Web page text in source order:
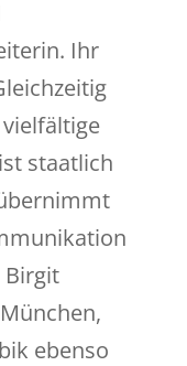
Ihr
staatlich
Birgit
ebenso